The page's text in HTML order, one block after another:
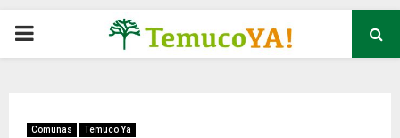
P
Comunas Temuco Ya